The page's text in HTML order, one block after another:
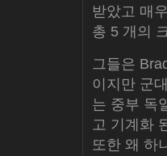
받았고 매
총 5 개의
그들은
이지만 군
는 중부 독
고 기계화
또한 왜 하